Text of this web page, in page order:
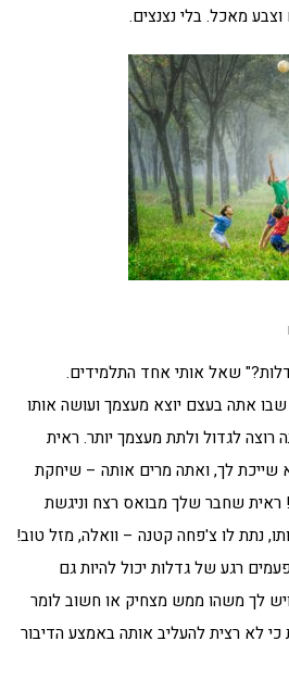
מאכל. בלי נצנצים.
שאל אותי אחד התלמידים.
שבו אתה בעצם יוצא מעצמך ועושה אותו
לגדול ולתת מעצמך יותר. ראית
לך, ואתה מרים אותה – שיחקת
ראית שחבר שלך מבואס רצח וניגשת
נתת לו צ'פחה קטנה – וואלה, מזל טוב!
רגע של גדלות יכול להיות גם
לך משהו ממש מצחיק או חשוב לומר
לא רצית להעליב אותה באמצע הדיבור